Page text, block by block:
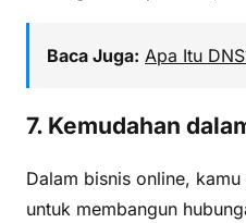
Baca Juga: Apa Itu
7. Kemudahan
Dalam bisnis online,
untuk membangun